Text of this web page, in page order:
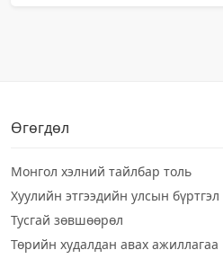
Өгөгдөл
Монгол хэлний тайлбар толь
Хуулийн этгээдийн улсын бүртгэл
Тусгай зөвшөөрөл
Төрийн худалдан авах ажиллагаа